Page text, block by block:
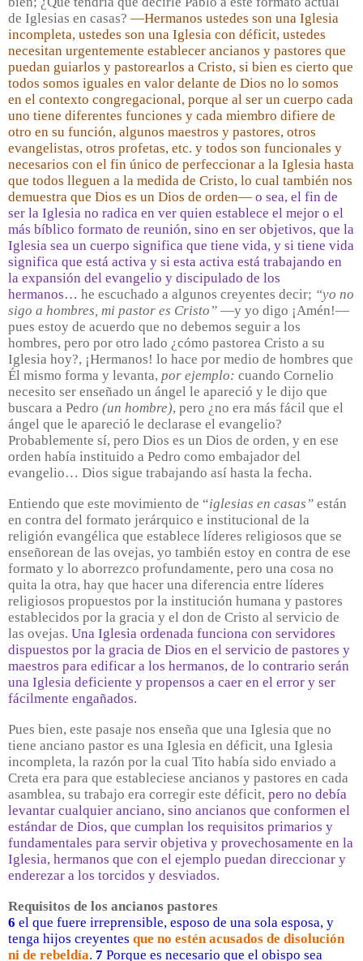
de Iglesias en casas? —Hermanos ustedes son una Iglesia
incompleta, ustedes son una Iglesia con déficit, ustedes
necesitan urgentemente establecer ancianos y pastores que
puedan guiarlos y pastorearlos a Cristo, si bien es cierto que
todos somos iguales en valor delante de Dios no lo somos
en el contexto congregacional, porque al ser un cuerpo cada
uno tiene diferentes funciones y cada miembro difiere de
otro en su función, algunos maestros y pastores, otros
evangelistas, otros profetas, etc. y todos son funcionales y
necesarios con el fin único de perfeccionar a la Iglesia hasta
que todos lleguen a la medida de Cristo, lo cual también nos
demuestra que Dios es un Dios de orden— o sea, el fin de
ser la Iglesia no radica en ver quien establece el mejor o el
más bíblico formato de reunión, sino en ser objetivos, que la
Iglesia sea un cuerpo significa que tiene vida, y si tiene vida
significa que está activa y si esta activa está trabajando en
la expansión del evangelio y discipulado de los
hermanos… he escuchado a algunos creyentes decir; “yo no
sigo a hombres, mi pastor es Cristo” —y yo digo ¡Amén!—
pues estoy de acuerdo que no debemos seguir a los
hombres, pero por otro lado ¿cómo pastorea Cristo a su
Iglesia hoy?, ¡Hermanos! lo hace por medio de hombres que
Él mismo forma y levanta, por ejemplo: cuando Cornelio
necesito ser enseñado un ángel le apareció y le dijo que
buscara a Pedro (un hombre), pero ¿no era más fácil que el
ángel que le apareció le declarase el evangelio?
Probablemente sí, pero Dios es un Dios de orden, y en ese
orden había instituido a Pedro como embajador del
evangelio… Dios sigue trabajando así hasta la fecha.
Entiendo que este movimiento de “iglesias en casas” están
en contra del formato jerárquico e institucional de la
religión evangélica que establece líderes religiosos que se
enseñorean de las ovejas, yo también estoy en contra de ese
formato y lo aborrezco profundamente, pero una cosa no
quita la otra, hay que hacer una diferencia entre líderes
religiosos propuestos por la institución humana y pastores
establecidos por la gracia y el don de Cristo al servicio de
las ovejas. Una Iglesia ordenada funciona con servidores
dispuestos por la gracia de Dios en el servicio de pastores y
maestros para edificar a los hermanos, de lo contrario serán
una Iglesia deficiente y propensos a caer en el error y ser
fácilmente engañados.
Pues bien, este pasaje nos enseña que una Iglesia que no
tiene anciano pastor es una Iglesia en déficit, una Iglesia
incompleta, la razón por la cual Tito había sido enviado a
Creta era para que estableciese ancianos y pastores en cada
asamblea, su trabajo era corregir este déficit, pero no debía
levantar cualquier anciano, sino ancianos que conformen el
estándar de Dios, que cumplan los requisitos primarios y
fundamentales para servir objetiva y provechosamente en la
Iglesia, hermanos que con el ejemplo puedan direccionar y
enderezar a los torcidos y desviados.
Requisitos de los ancianos pastores
6 el que fuere irreprensible, esposo de una sola esposa, y
tenga hijos creyentes que no estén acusados de disolución
ni de rebeldía. 7 Porque es necesario que el obispo sea